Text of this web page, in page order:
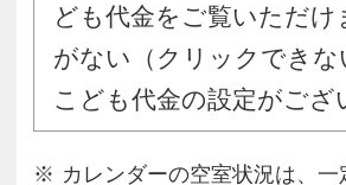
ども代金をご覧いただけ
がない（クリックできな
こども代金の設定がござ
カレンダーの空室状況は、一